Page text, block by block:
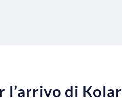
l’arrivo di